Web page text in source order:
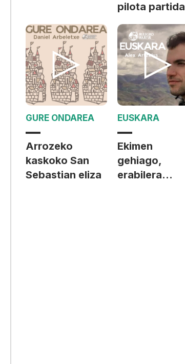
pilota partida
GURE ONDAREA
Arrozeko
kaskoko San
Sebastian eliza
EUSKARA
Ekimen
gehiago,
erabilera